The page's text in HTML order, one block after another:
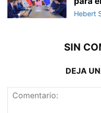
Hebert
SIN
DEJA